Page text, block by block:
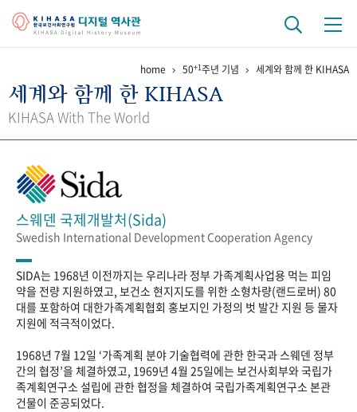
걸어온 길 기관 변천사 역대 기관장
정책과 연구 키워드로 보는 연구 역사
간행물 변천사
기록물 아카이브
사진 아카이브 문서 기록물 행정박물 영상 기록물
성과 50선 숫자로 보는 50년 50+1주년 광장
세계와 함께 한 KIHASA
home 50+1주년 기념 세계와 함께 한 KIHASA
세계와 함께 한 KIHASA
KIHASA With The World
스웨덴 국제개발처(Sida)
Swedish International Development Cooperation Agency
SIDA는 1968년 이전까지는 우리나라 정부 가족계획사업용 먹는 피임
약을 전량 지원하였고, 보건소 현지지도를 위한 소형차량(랜드로버) 80
대를 포함하여 대한가족계획협회 홍보지인 가정의 벗 발간 지원 등 물자
지원에 적극적이었다.
1968년 7월 12일 ‘가족계획 분야 기술협력에 관한 한국과 스웨덴 정부
간의 협정’을 체결하였고, 1969년 4월 25일에는 보건사회부와 국립가
족계획연구소 설립에 관한 협정을 체결하여 국립가족계획연구소 본관
건물이 준공되었다.